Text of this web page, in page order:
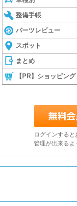
整備手帳
パーツレビュー
スポット
まとめ
【PR】ショッピング
ログインする
管理が出来るよ